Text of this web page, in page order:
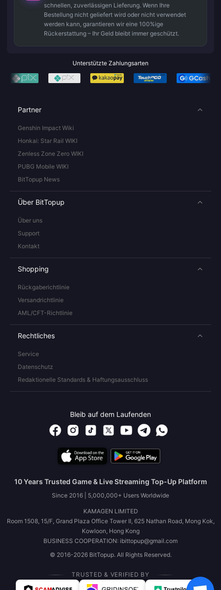
schnellen, zuverlässigen Lieferung. Wenn Ihre
Bestellung nicht geliefert wird oder nicht verwendet
werden kann, garantieren wir eine 100%ige
Rückerstattung – Ihr Geld bleibt immer geschützt.
Unterstützte Zahlungsarten
Partner
Genshin Impact Wiki
Honkai: Star Rail WIKI
Zenless Zone Zero WIKI
PUBG Mobile WIKI
BitTopup News
Über BitTopup
Über uns
Support
Kontakt
Shopping
Rückgaberichtlinie
Versandrichtlinie
AML/CFT-Richtlinie
Rechtliches
Service
Datenschutz
Redaktionelle Standards & Haftungsausschluss
Bleib auf dem Laufenden
10 Years Trusted Game & Live Streaming Top-Up Platform
Since 2016 | 5,000,000+ Users Worldwide
KAMAGEN LIMITED
Room 1508, 15/F, Grand Plaza Office Tower II, 625 Nathan Road, Mong Kok,
Kowloon, Hong Kong
BUSINESS COOPERATION: ibittopup@gmail.com
© 2016-2026 BitTopup. All Rights Reserved.
TRUSTED & VERIFIED BY